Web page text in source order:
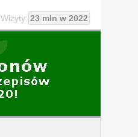
Wizyty: 23 mln w 2022